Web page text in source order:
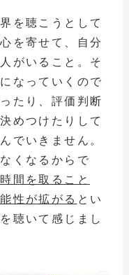
を聴こうとして
を寄せて、自分
がいること。そ
なっていくので
たり、評価判断
めつけたりして
でいきません。
くなるからで
間を取ること
性が拡がる とい
聴いて感じまし